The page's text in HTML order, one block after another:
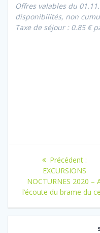
Offres valables du
disponibilités, non
Taxe de séjour : 0.85 €
Navigation
de
l’article
Précédent :
:
EXCURSIONS
NOCTURNES 2020 –
l’écoute du brame du